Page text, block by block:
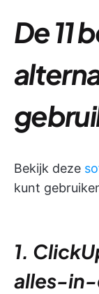
De 11
Bekijk deze
kunt
1.
alles-in-